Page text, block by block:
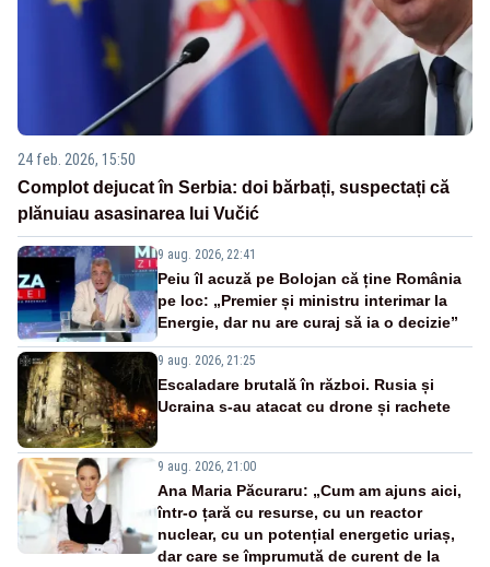
24 feb. 2026, 15:50
Complot dejucat în Serbia: doi bărbați, suspectați că
plănuiau asasinarea lui Vučić
9 aug. 2026, 22:41
Peiu îl acuză pe Bolojan că ține România
pe loc: „Premier și ministru interimar la
Energie, dar nu are curaj să ia o decizie”
9 aug. 2026, 21:25
Escaladare brutală în război. Rusia și
Ucraina s-au atacat cu drone și rachete
9 aug. 2026, 21:00
Ana Maria Păcuraru: „Cum am ajuns aici,
într-o țară cu resurse, cu un reactor
nuclear, cu un potențial energetic uriaș,
dar care se împrumută de curent de la